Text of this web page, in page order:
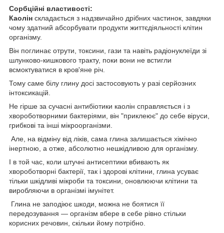
Сорбційні властивості:
Каолін складається з надзвичайно дрібних частинок, завдяки
чому здатний абсорбувати продукти життєдіяльності клітин
організму.
Він поглинає отрути, токсини, гази та навіть радіонуклеїди зі
шлунково-кишкового тракту, поки вони не встигли
всмоктуватися в кров'яне річ.
Тому саме білу глину досі застосовують у разі серйозних
інтоксикацій.
Не гірше за сучасні антибіотики каолін справляється і з
хвороботворними бактеріями, він "приклеює" до себе віруси,
грибкові та інші мікроорганізми.
Але, на відміну від ліків, сама глина залишається хімічно
інертною, а отже, абсолютно нешкідливою для організму.
І в той час, коли штучні антисептики вбивають як
хвороботворні бактерії, так і здорові клітини, глина усуває
тільки шкідливі мікроби та токсини, оновлюючи клітини та
виробляючи в організмі імунітет.
Глина не заподіює шкоди, можна не боятися її
передозування — організм вбере в себе рівно стільки
корисних речовин, скільки йому потрібно.